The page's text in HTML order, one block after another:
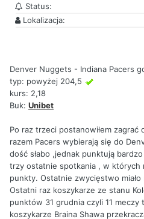
Status:
Lokalizacja:
Denver Nuggets - Indiana Pacers
typ: powyżej 204,5
kurs: 2,18
Buk: Unibet
Po raz trzeci postanowiłem zagrać
razem Pacers wybierają się do
dość słabo ,jednak punktują
trzy ostatnie spotkania , w których
punkty. Ostatnie zwycięstwo miało
Ostatni raz koszykarze ze stanu
punktów 31 grudnia czyli 11
koszykarze Braina Shawa